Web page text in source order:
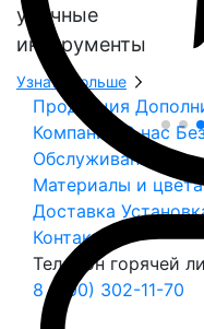
уличные
инструменты
Узнать больше
Продукция
Компания
О нас
Обслуживание
Материалы и цвета
Доставка
Контакты
Телефон горячей
8 (800) 302-11-70